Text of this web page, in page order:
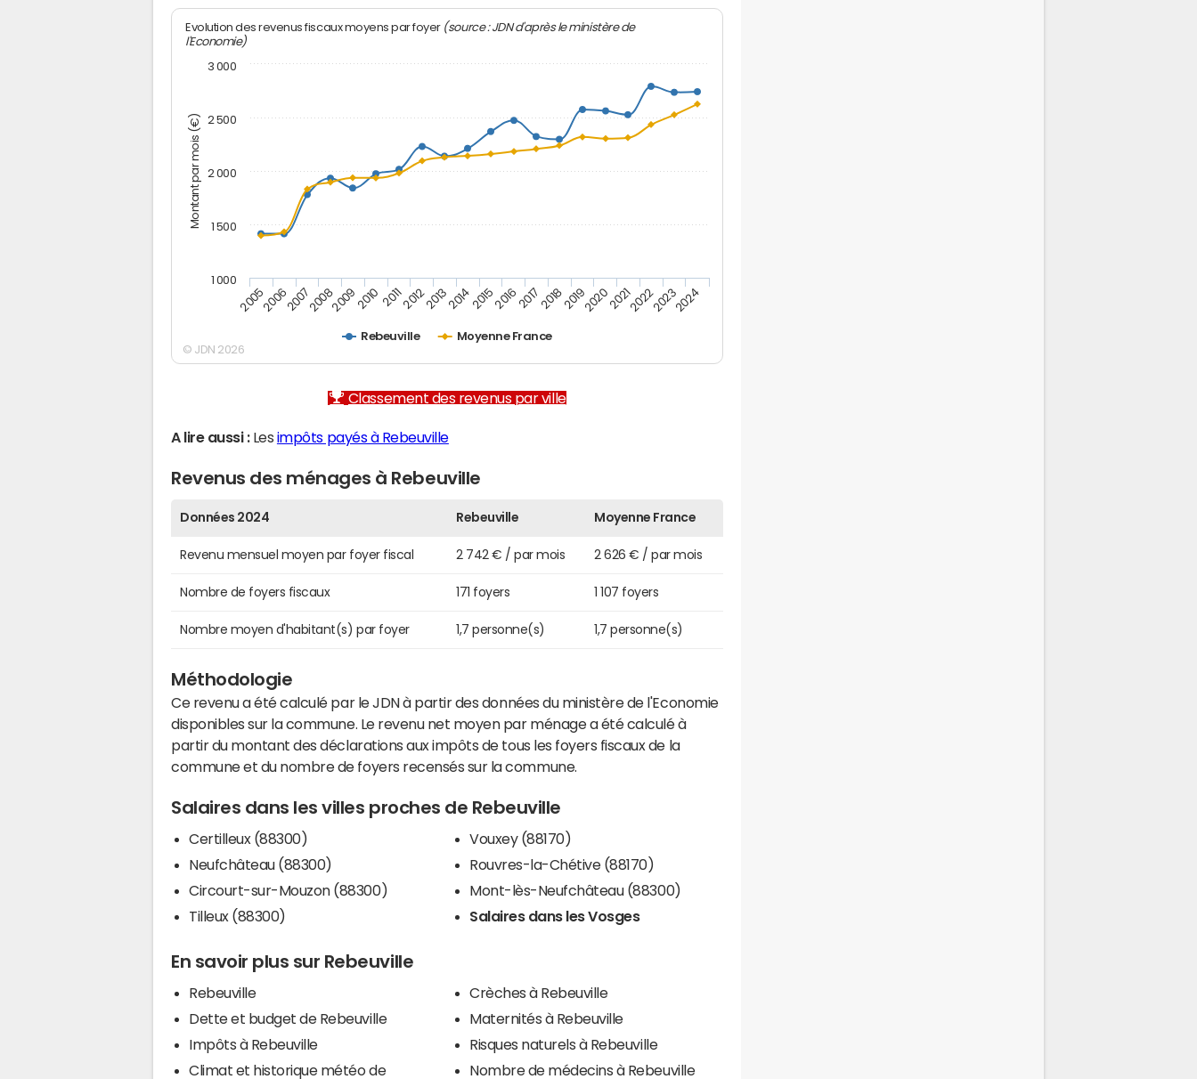
Montant par mois (€)
Evolution des revenus fiscaux moyens par foyer (source : JDN d'après le ministère de
l'Economie)
Rebeuville Moyenne France
200520062007200820092010 20112012201320142015201620172018201920202021202220232024
1 000
1 500
2 000
2 500
3 000
© JDN 2026
Classement des revenus par ville
A lire aussi :Les impôts payés à Rebeuville
Revenus des ménages à Rebeuville
Données 2024 Rebeuville Moyenne France
Revenu mensuel moyen par foyer fiscal 2 742 € / par mois 2 626 € / par mois
Nombre de foyers fiscaux 171 foyers 1 107 foyers
Nombre moyen d'habitant(s) par foyer 1,7 personne(s) 1,7 personne(s)
Méthodologie
Ce revenu a été calculé par le JDN à partir des données du ministère de l'Economie
disponibles sur la commune. Le revenu net moyen par ménage a été calculé à
partir du montant des déclarations aux impôts de tous les foyers fiscaux de la
commune et du nombre de foyers recensés sur la commune.
Salaires dans les villes proches de Rebeuville
Certilleux (88300)
Neufchâteau (88300)
Circourt-sur-Mouzon (88300)
Tilleux (88300)
Vouxey (88170)
Rouvres-la-Chétive (88170)
Mont-lès-Neufchâteau (88300)
Salaires dans les Vosges
En savoir plus sur Rebeuville
Rebeuville
Dette et budget de Rebeuville
Impôts à Rebeuville
Climat et historique météo de
Crèches à Rebeuville
Maternités à Rebeuville
Risques naturels à Rebeuville
Nombre de médecins à Rebeuville